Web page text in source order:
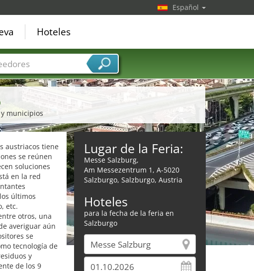
municipios
austriacos tiene
se reúnen
soluciones
en la red
últimos
etc.
otros, una
averiguar aún
se
tecnología de
y
de los 9
Lugar de la Feria:
Messe Salzburg,
Am Messezentrum 1, A-5020
Salzburgo, Salzburgo, Austria
Hoteles
para la fecha de la feria en
Salzburgo
Español
Hoteles
de proveedor de servicios